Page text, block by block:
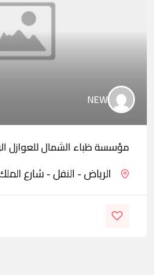
NEW
مؤسسة ظباء الشمال للعوازل
الرياض - النفل - شارع